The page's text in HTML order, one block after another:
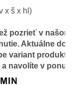
x š x hl)
pozrieť v našom
Aktuálne
variant produktu.
navolíte v ponuke